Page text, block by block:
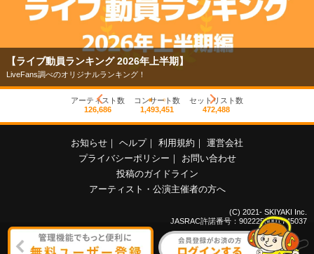
【ライブ動員ランキング 2026年上半期】
LiveFans調べのオリジナルランキング！
アーティスト数
126,686
コンサート数
1,493,451
セットリスト数
472,488
お知らせ ｜ ヘルプ｜ 利用規約 ｜ 運営会社
プライバシーポリシー ｜
お問い合わせ
投稿のガイドライン
アーティスト・公演主催者の方へ
(C) 2021- SKIYAKI Inc.
JASRAC許諾番号：9022255001Y45037